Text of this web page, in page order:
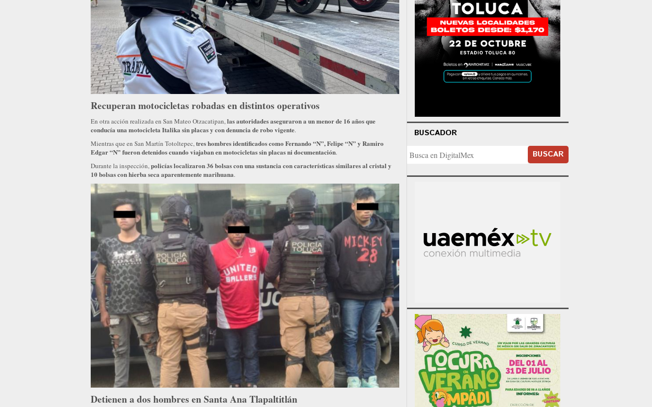
Recuperan motocicletas robadas en distintos operativos
En otra acción realizada en San Mateo Otzacatipan, las autoridades aseguraron a un menor de 16 años que
conducía una motocicleta Italika sin placas y con denuncia de robo vigente.
Mientras que en San Martín Totoltepec, tres hombres identificados como Fernando “N”, Felipe “N” y Ramiro
Edgar “N” fueron detenidos cuando viajaban en motocicletas sin placas ni documentación.
Durante la inspección, policías localizaron 36 bolsas con una sustancia con características similares al cristal y
10 bolsas con hierba seca aparentemente marihuana.
Detienen a dos hombres en Santa Ana Tlapaltitlán
BUSCADOR
BUSCAR